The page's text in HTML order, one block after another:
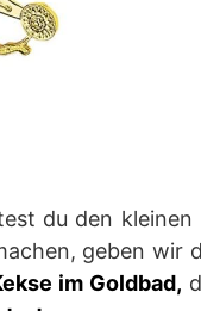
du den
geben wir
im Goldbad,